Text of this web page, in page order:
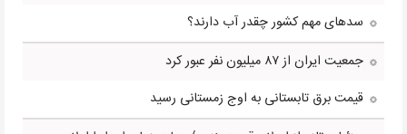
سدهای مهم کشور چقدر آب دارند؟
جمعیت ایران از ۸۷ میلیون نفر عبور کرد
قیمت برق تابستانی به اوج زمستانی رسید